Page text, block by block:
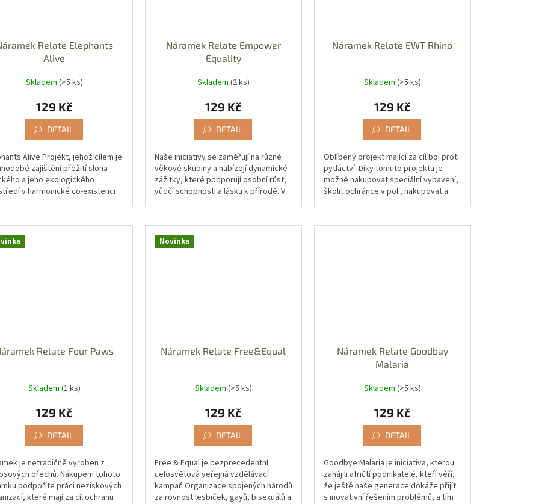
Relate Elephants
Alive
Skladem (>5 ks)
129 Kč
DETAIL
Alive Projekt, jehož cílem je
zajištění přežití slona
a jeho ekologického
v harmonické co-existenci
Náramek Relate Empower
Equality
Skladem (2 ks)
129 Kč
DETAIL
Naše iniciativy se zaměřují na různé
věkové skupiny a nabízejí dynamické
zážitky, které podporují osobní růst,
vůdčí schopnosti a lásku k přírodě. V
Náramek Relate EWT Rhino
Skladem (>5 ks)
129 Kč
DETAIL
Oblíbený projekt mající za cíl boj proti
pytláctví. Díky tomuto projektu je
možné nakupovat speciální vybavení,
školit ochránce v poli, nakupovat a
Relate Four Paws
Skladem (1 ks)
129 Kč
DETAIL
je netradičně vyroben z
ořechů. Nákupem tohoto
podpoříte práci neziskových
které mají za cíl ochranu
Novinka
Náramek Relate Free&Equal
Skladem (>5 ks)
129 Kč
DETAIL
Free & Equal je bezprecedentní
celosvětová veřejná vzdělávací
kampaň Organizace spojených národů
za rovnost lesbiček, gayů, bisexuálů a
Náramek Relate Goodbay
Malaria
Skladem (>5 ks)
129 Kč
DETAIL
Goodbye Malaria je iniciativa, kterou
zahájili afričtí podnikatelé, kteří věří,
že ještě naše generace dokáže přijít
s inovativní řešením problémů, a tím